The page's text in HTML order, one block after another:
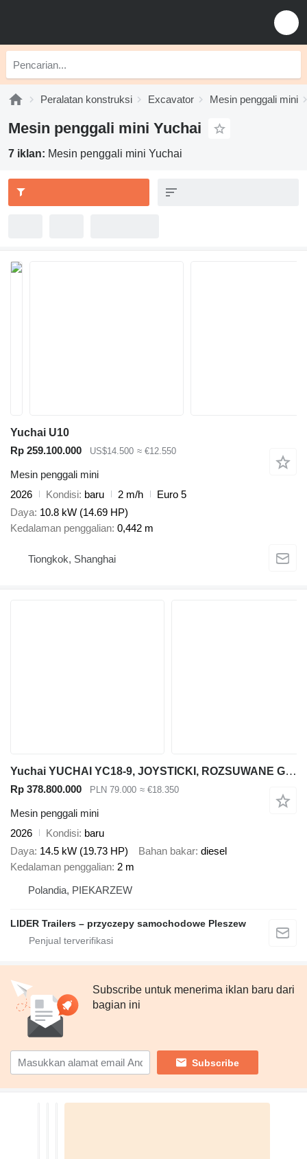
Peralatan konstruksi Excavator Mesin penggali mini
Mesin penggali mini Yuchai
7 iklan: Mesin penggali mini Yuchai
Yuchai U10
Rp 259.100.000
US$14.500 ≈ €12.550
Mesin penggali mini
2026
Kondisi baru 2 m/h
Euro 5
Daya 10.8 kW (14.69 HP)
Kedalaman penggalian 0,442 m
Tiongkok, Shanghai
Yuchai YUCHAI YC18-9, JOYSTICKI, ROZSUWANE GĄSIENICE, silnik DIESEL YAN
Rp 378.800.000 PLN 79.000 ≈ €18.350
Mesin penggali mini
2026
Kondisi baru
Daya 14.5 kW (19.73 HP) Bahan bakar diesel
Kedalaman penggalian 2 m
Polandia, PIEKARZEW
LIDER Trailers – przyczepy samochodowe Pleszew
Subscribe untuk menerima iklan baru dari
bagian ini
Subscribe